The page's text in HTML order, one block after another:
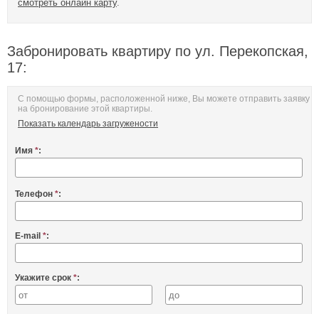
смотреть онлайн карту.
Забронировать квартиру по ул. Перекопская,
17:
С помощью формы, расположенной ниже, Вы можете отправить заявку
на бронирование этой квартиры.
Показать календарь загружености
Имя *:
Телефон *:
E-mail *:
Укажите срок *: